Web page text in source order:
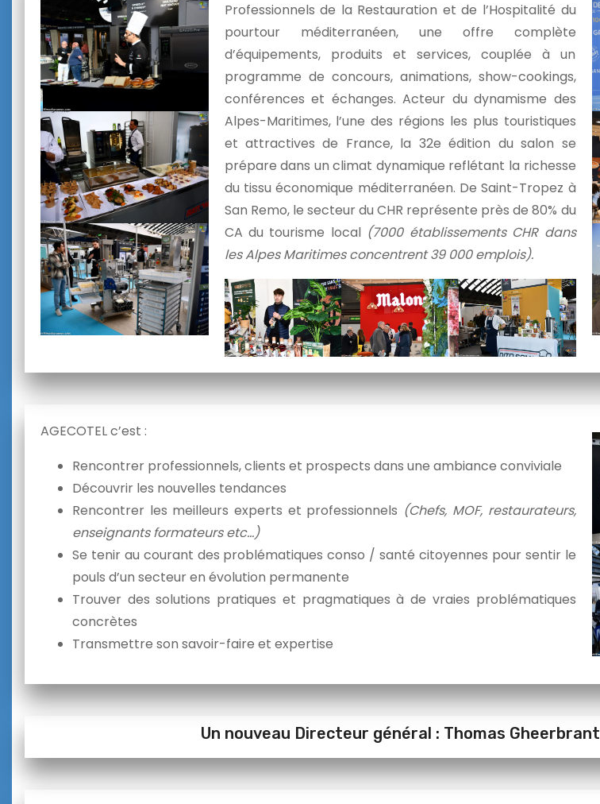
Professionnels de la Restauration et de l’Hospitalité du
pourtour méditerranéen, une offre complète
d’équipements, produits et services, couplée à un
programme de concours, animations, show-cookings,
conférences et échanges. Acteur du dynamisme des
Alpes-Maritimes, l’une des régions les plus touristiques
et attractives de France, la 32e édition du salon se
prépare dans un climat dynamique reflétant la richesse
du tissu économique méditerranéen. De Saint-Tropez à
San Remo, le secteur du CHR représente près de 80% du
CA du tourisme local (7000 établissements CHR dans
les Alpes Maritimes concentrent 39 000 emplois).
AGECOTEL c’est :
Rencontrer professionnels, clients et prospects dans une ambiance conviviale
Découvrir les nouvelles tendances
Rencontrer les meilleurs experts et professionnels (Chefs, MOF, restaurateurs,
enseignants formateurs etc…)
Se tenir au courant des problématiques conso / santé citoyennes pour sentir le
pouls d’un secteur en évolution permanente
Trouver des solutions pratiques et pragmatiques à de vraies problématiques
concrètes
Transmettre son savoir-faire et expertise
Un nouveau Directeur général : Thomas Gheerbrant